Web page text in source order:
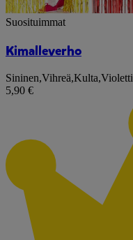
Suosituimmat
Kimalleverho
Sininen,Vihreä,Kulta,Violetti
5,90 €